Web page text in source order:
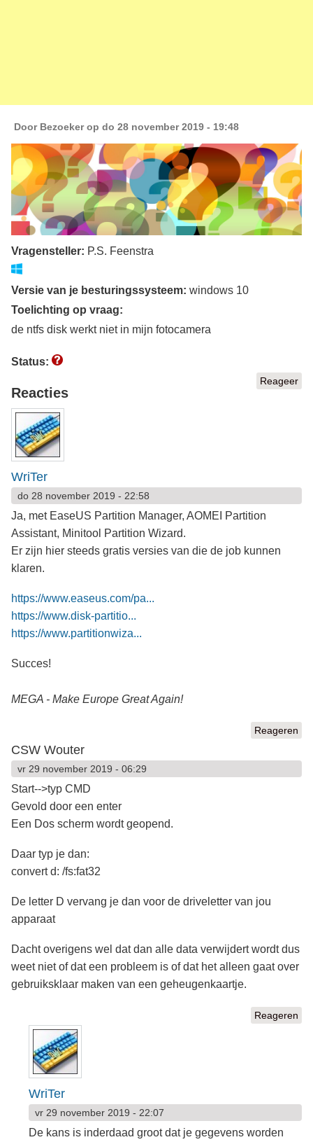
Door Bezoekerop do 28 november 2019 - 19:48
Vragensteller: P.S. Feenstra
Versie van je besturingssysteem: windows 10
Toelichting op vraag:
de ntfs disk werkt niet in mijn fotocamera
Status:
Reageer
Reacties
WriTer
do 28 november 2019 - 22:58
Ja, met EaseUS Partition Manager, AOMEI Partition
Assistant, Minitool Partition Wizard.
Er zijn hier steeds gratis versies van die de job kunnen
klaren.
https://www.easeus.com/pa...
https://www.disk-partitio...
https://www.partitionwiza...
Succes!
MEGA - Make Europe Great Again!
Reageren
CSW Wouter
vr 29 november 2019 - 06:29
Start-->typ CMD
Gevold door een enter
Een Dos scherm wordt geopend.
Daar typ je dan:
convert d: /fs:fat32
De letter D vervang je dan voor de driveletter van jou
apparaat
Dacht overigens wel dat dan alle data verwijdert wordt dus
weet niet of dat een probleem is of dat het alleen gaat over
gebruiksklaar maken van een geheugenkaartje.
Reageren
WriTer
vr 29 november 2019 - 22:07
De kans is inderdaad groot dat je gegevens worden